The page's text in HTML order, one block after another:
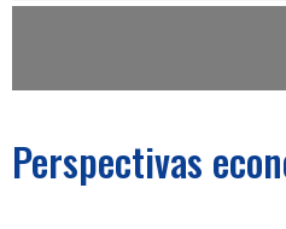
Perspectivas